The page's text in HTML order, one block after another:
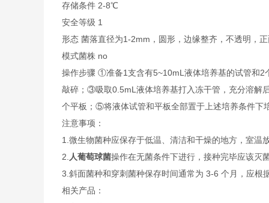
存储条件 2-8℃
安全等级 1
形态 菌落直径为1-2mm，圆形，边缘整齐，不透明，
模式菌株 no
操作步骤 ①准备1支含有5~10mL液体培养基的试管和
敲碎；③吸取0.5mL液体培养基打入冻干管，充分溶解
个平板；⑤将液体试管和平板全部置于上述培养条件下
注意事项：
1.微生物菌种应保存于低温、清洁和干燥的地方，室温
2. 人葡萄球菌操作在无菌条件下进行，接种完毕应该灭
3.斜面菌种和穿刺菌种保存时间通常为 3-6 个月，应
相关产品：